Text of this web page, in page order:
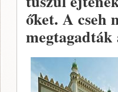
őket. A cseh